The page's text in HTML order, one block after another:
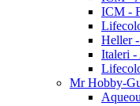
ICM -
Heller
Italeri -
Mr Hobby-